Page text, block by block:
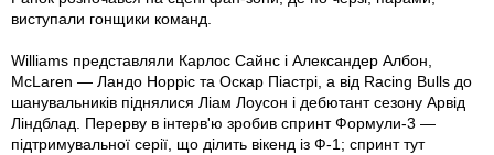
виступали гонщики команд.
Williams представляли Карлос Сайнс і Александер Албон,
McLaren — Ландо Норріс та Оскар Піастрі, а від Racing Bulls до
шанувальників піднялися Ліам Лоусон і дебютант сезону Арвід
Ліндблад. Перерву в інтерв'ю зробив спринт Формули-3 —
підтримувальної серії, що ділить вікенд із Ф-1; спринт тут